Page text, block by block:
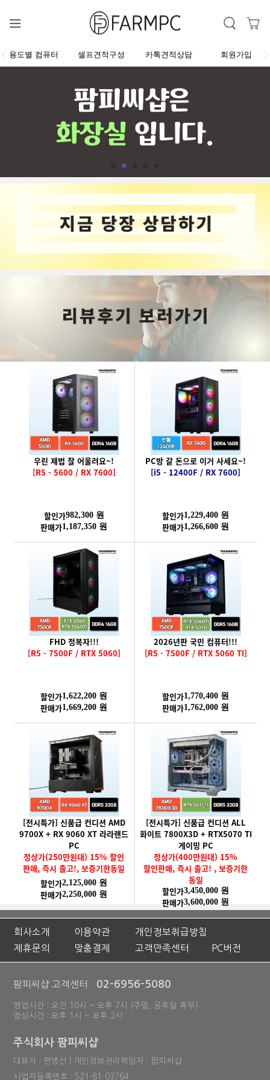
용도별 컴퓨터 셀프견적구성 카톡견적상담 회원가입
우린 제법 잘 어울려요~!
[R5 - 5600 / RX 7600]
할인가982,300 원
판매가1,187,350 원
PC방 갈 돈으로 이거 사세요~!
[i5 - 12400F / RX 7600]
할인가1,229,400 원
판매가1,266,600 원
FHD 정복자!!!
[R5 - 7500F / RTX 5060]
할인가1,622,200 원
판매가1,669,200 원
2026년판 국민 컴퓨터!!!
[R5 - 7500F / RTX 5060 TI]
할인가1,770,400 원
판매가1,762,000 원
[전시특가] 신품급 컨디션 AMD
9700X + RX 9060 XT 라라랜드
PC
정상가(250만원대) 15% 할인
판매, 즉시 출고!, 보증기한동일
할인가2,125,000 원
판매가2,250,000 원
[전시특가] 신품급 컨디션 ALL
화이트 7800X3D + RTX5070 TI
게이밍 PC
정상가(400만원대) 15%
할인판매, 즉시 출고! , 보증기한
동일
할인가3,450,000 원
판매가3,600,000 원
회사소개 이용약관
개인정보취급방침
제휴문의
맞춤결제 고객만족센터 PC버전
팜피씨샵 고객센터 02-6956-5080
영업시간 : 오전 10시 ~ 오후 7시 (주말, 공휴일 휴무)
점심시간 : 오후 1시 ~ 오후 2시
주식회사 팜피씨샵
대표자 : 편병선 | 개인정보관리책임자 : 팜피씨샵
사업자등록번호 : 521-81-03764